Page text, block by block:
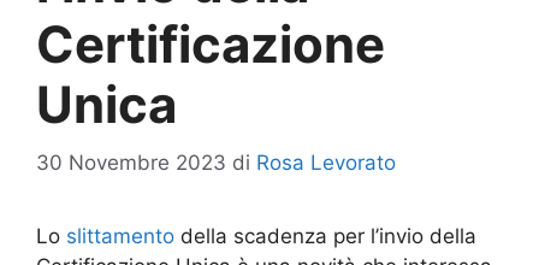
Certificazione
Unica
30 Novembre 2023 di Rosa Levorato
Lo slittamento della scadenza per l’invio della